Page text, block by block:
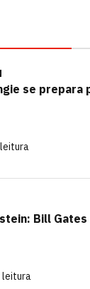
se prepara
leitura
Bill
leitura